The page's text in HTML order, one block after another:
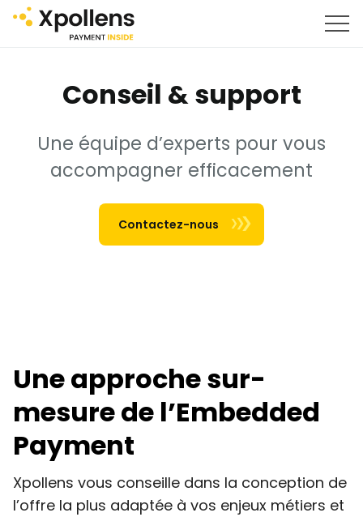
Conseil & support
Une équipe d’experts pour vous
accompagner efficacement
Contactez-nous
Une approche sur-
mesure de l’Embedded
Payment
Xpollens vous conseille dans la conception de
l’offre la plus adaptée à vos enjeux métiers et